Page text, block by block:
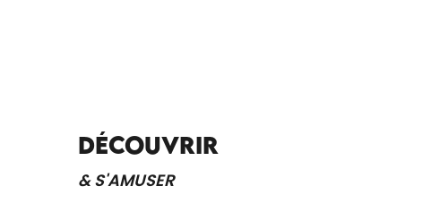
DÉCOUVRIR
& S'AMUSER